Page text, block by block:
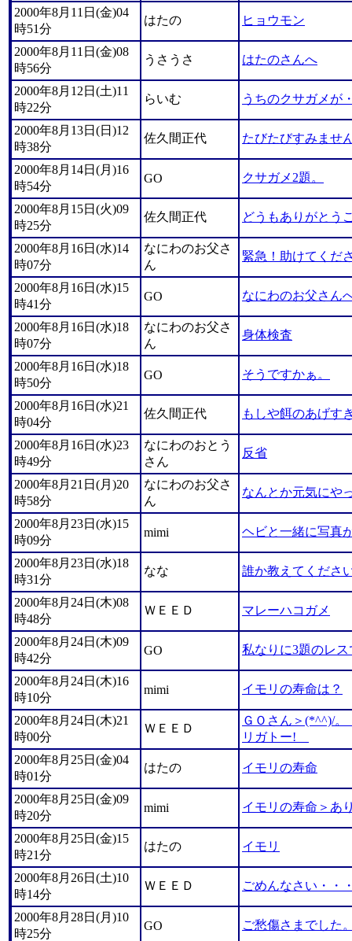
2000年8月11日(金)04
時51分
はたの ヒョウモン
2000年8月11日(金)08
時56分
うさうさ はたのさんへ
2000年8月12日(土)11
時22分
らいむ うちのクサガメが
2000年8月13日(日)12
時38分
佐久間正代 たびたびすみませ
2000年8月14日(月)16
時54分
GO クサガメ2題。
2000年8月15日(火)09
時25分
佐久間正代 どうもありがとう
2000年8月16日(水)14
時07分
なにわのお父さ
ん
緊急！助けてくだ
2000年8月16日(水)15
時41分
GO なにわのお父さん
2000年8月16日(水)18
時07分
なにわのお父さ
ん
身体検査
2000年8月16日(水)18
時50分
GO そうですかぁ。
2000年8月16日(水)21
時04分
佐久間正代 もしや餌のあげす
2000年8月16日(水)23
時49分
なにわのおとう
さん
反省
2000年8月21日(月)20
時58分
なにわのお父さ
ん
なんとか元気にや
2000年8月23日(水)15
時09分
mimi ヘビと一緒に写真
2000年8月23日(水)18
時31分
なな 誰か教えてくださ
2000年8月24日(木)08
時48分
ＷＥＥＤ マレーハコガメ
2000年8月24日(木)09
時42分
GO 私なりに3題のレ
2000年8月24日(木)16
時10分
mimi イモリの寿命は？
2000年8月24日(木)21
時00分
ＷＥＥＤ
ＧＯさん＞(*^^)/
リガトー!
2000年8月25日(金)04
時01分
はたの イモリの寿命
2000年8月25日(金)09
時20分
mimi イモリの寿命＞あ
2000年8月25日(金)15
時21分
はたの イモリ
2000年8月26日(土)10
時14分
ＷＥＥＤ ごめんなさい・・
2000年8月28日(月)10
時25分
GO ご愁傷さまでした